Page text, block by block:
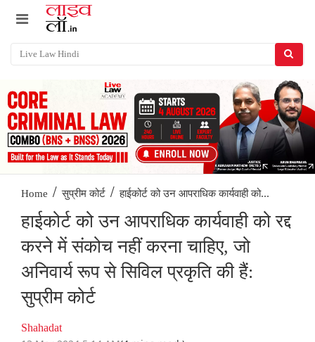
Home / सुप्रीम कोर्ट / हाईकोर्ट को उन आपराधिक कार्यवाही को...
हाईकोर्ट को उन आपराधिक कार्यवाही को रद्द
करने में संकोच नहीं करना चाहिए, जो
अनिवार्य रूप से सिविल प्रकृति की हैं:
सुप्रीम कोर्ट
Shahadat